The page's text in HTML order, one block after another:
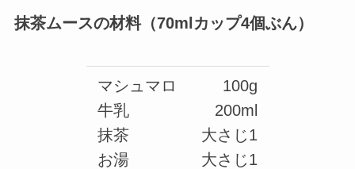
抹茶ムースの材料（70mlカップ4個ぶん）
マシュマロ
牛乳
抹茶
お湯
100g
200ml
大さじ1
大さじ1